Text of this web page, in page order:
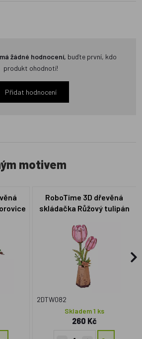
žádné hodnocení, buďte první, kdo
produkt ohodnotí!
Přidat hodnocení
motivem
RoboTime 3D dřevěná
skládačka Růžový tulipán
2DTW082
Skladem 1 ks
260 Kč